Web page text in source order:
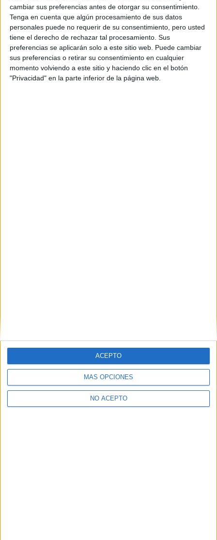
cambiar sus preferencias antes de otorgar su consentimiento.
Tenga en cuenta que algún procesamiento de sus datos
personales puede no requerir de su consentimiento, pero usted
tiene el derecho de rechazar tal procesamiento. Sus
preferencias se aplicarán solo a este sitio web. Puede cambiar
sus preferencias o retirar su consentimiento en cualquier
momento volviendo a este sitio y haciendo clic en el botón
"Privacidad" en la parte inferior de la página web.
MÁS OPCIONES
NO ACEPTO
ACEPTO
Soy estudiante de:*
Términos y Condiciones de Uso
Aceptolos Términos y Condicionesde uso*
Y como regalo de agradecimiento, por registrarte te daremos
gratis una copia de nuestro ebook con 100 consejos para tu
primer año de universidad